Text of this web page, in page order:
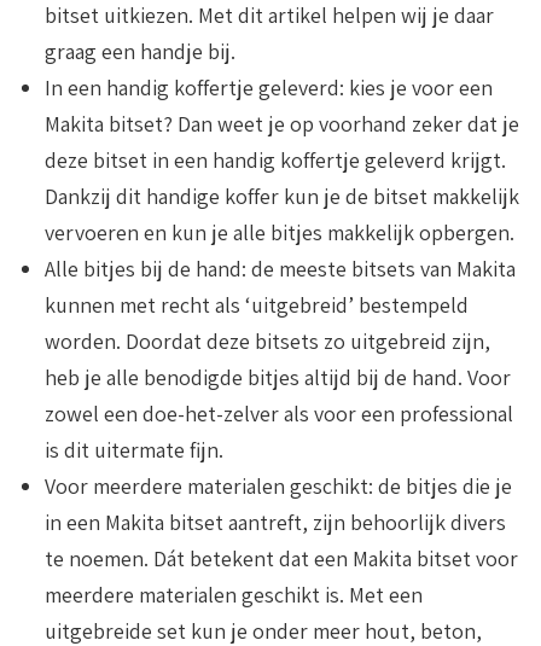
bitset uitkiezen. Met dit artikel helpen wij je daar
graag een handje bij.
In een handig koffertje geleverd: kies je voor een
Makita bitset? Dan weet je op voorhand zeker dat je
deze bitset in een handig koffertje geleverd krijgt.
Dankzij dit handige koffer kun je de bitset makkelijk
vervoeren en kun je alle bitjes makkelijk opbergen.
Alle bitjes bij de hand: de meeste bitsets van Makita
kunnen met recht als ‘uitgebreid’ bestempeld
worden. Doordat deze bitsets zo uitgebreid zijn,
heb je alle benodigde bitjes altijd bij de hand. Voor
zowel een doe-het-zelver als voor een professional
is dit uitermate fijn.
Voor meerdere materialen geschikt: de bitjes die je
in een Makita bitset aantreft, zijn behoorlijk divers
te noemen. Dát betekent dat een Makita bitset voor
meerdere materialen geschikt is. Met een
uitgebreide set kun je onder meer hout, beton,